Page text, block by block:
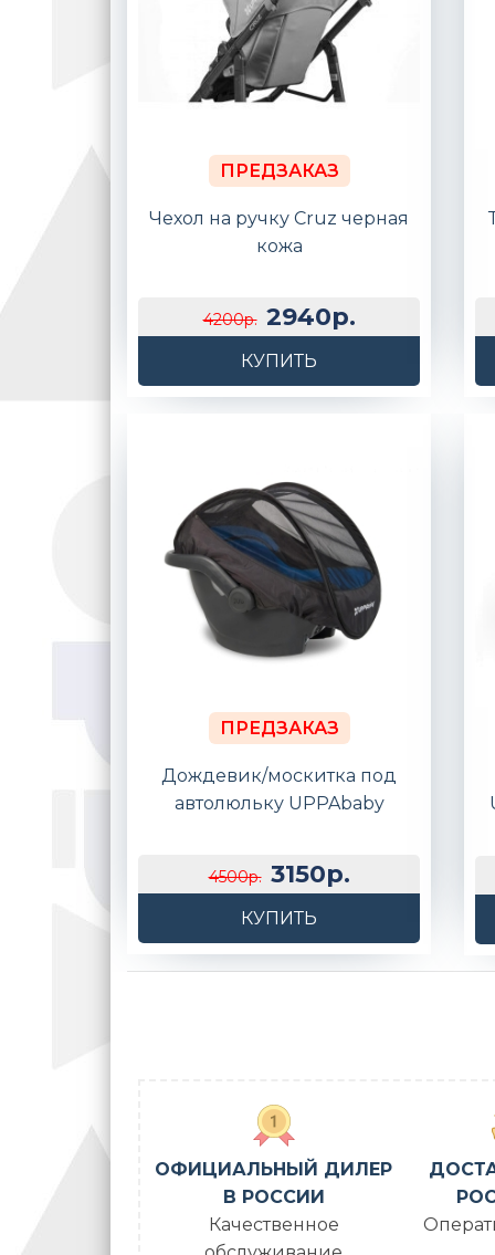
ПРЕДЗАКАЗ
Чехол на ручку Cruz черная
кожа
4200р. 2940р.
КУПИТЬ
ПРЕДЗАКАЗ
Дождевик/москитка под
автолюльку UPPAbaby
4500р. 3150р.
КУПИТЬ
ОФИЦИАЛЬНЫЙ ДИЛЕР
В РОССИИ
Качественное